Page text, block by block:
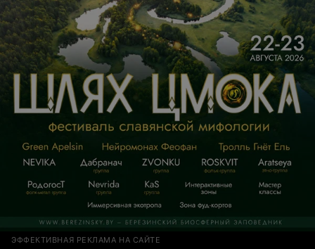
ЭФФЕКТИВНАЯ РЕКЛАМА НА САЙТЕ